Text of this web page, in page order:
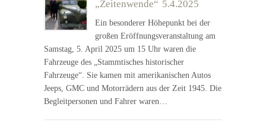
„Zeitenwende“ 5.4.2025
Ein besonderer Höhepunkt bei der
großen Eröffnungsveranstaltung am
Samstag, 5. April 2025 um 15 Uhr waren die
Fahrzeuge des „Stammtisches historischer
Fahrzeuge“. Sie kamen mit amerikanischen Autos
Jeeps, GMC und Motorrädern aus der Zeit 1945. Die
Begleitpersonen und Fahrer waren…